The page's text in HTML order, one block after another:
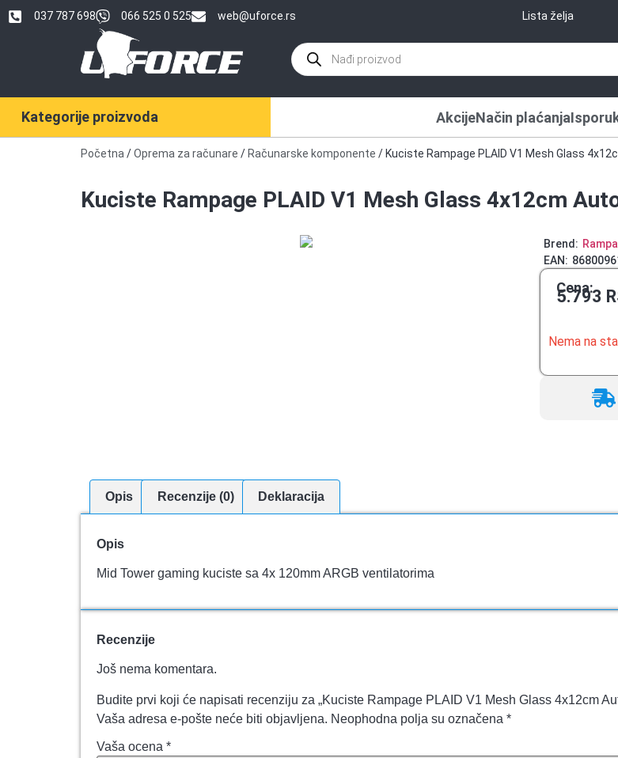
037 787 698 066 525 0 525 web@uforce.rs Lista želja
Kategorije proizvoda AkcijeNačin plaćanja
Početna /Oprema za računare / Računarske komponente / Kuciste Rampage PLAID V1 Mesh Glass
Kuciste Rampage PLAID V1 Mesh Glass 4x12cm
Brend:
EAN:
Cena:
5.793
Nema na
Opis Recenzije (0) Deklaracija
Opis
Mid Tower gaming kuciste sa 4x 120mm ARGB ventilatorima
Recenzije
Još nema komentara.
Budite prvi koji će napisati recenziju za „Kuciste Rampage PLAID V1 Mesh Glass 4x12cm
Vaša adresa e-pošte neće biti objavljena. Neophodna polja su označena *
Vaša ocena *